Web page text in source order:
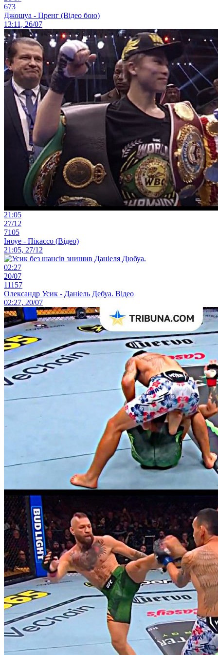
673
Джошуа - Пренг (Відео бою)
13:11, 26/07
21:05
27/12
7105
Іноуе - Пікассо (Відео)
21:05, 27/12
02:27
20/07
11157
Олександр Усик - Даніель Дебуа. Відео
02:27, 20/07